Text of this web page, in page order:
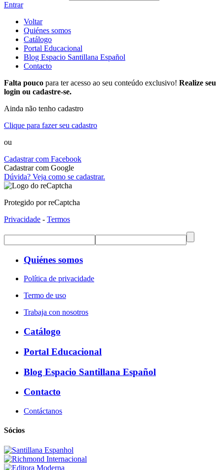
Entrar
Voltar
Quiénes somos
Catálogo
Portal Educacional
Blog Espacio Santillana Español
Contacto
Falta pouco para ter acesso ao seu conteúdo exclusivo! Realize seu
login ou cadastre-se.
Ainda não tenho cadastro
Clique para fazer seu cadastro
ou
Cadastrar com Facebook
Cadastrar com Google
Dúvida? Veja como se cadastrar.
Protegido por reCaptcha
Privacidade - Termos
Quiénes somos
Política de privacidade
Termo de uso
Trabaja con nosotros
Catálogo
Portal Educacional
Blog Espacio Santillana Español
Contacto
Contáctanos
Sócios